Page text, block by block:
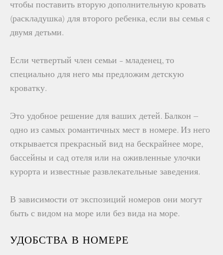
чтобы поставить вторую дополнительную кровать
(раскладушка) для второго ребенка, если вы семья с
двумя детьми.
Если четвертый член семьи - младенец, то
специально для него мы предложим детскую
кроватку.
Это удобное решение для ваших детей. Балкон –
одно из самых романтичных мест в номере. Из него
открывается прекрасный вид на бескрайнее море,
бассейны и сад отеля или на оживленные улочки
курорта и известные развлекательные заведения.
В зависимости от экспозиций номеров они могут
быть с видом на море или без вида на море.
УДОБСТВА В НОМЕРЕ